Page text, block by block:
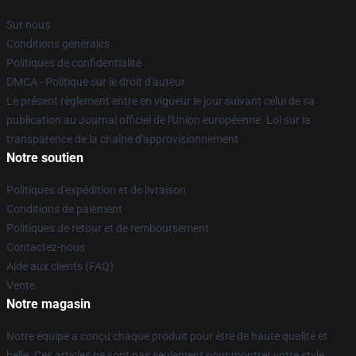
Sur nous
Conditions générales
Politiques de confidentialité
DMCA - Politique sur le droit d'auteur
Le présent règlement entre en vigueur le jour suivant celui de sa
publication au Journal officiel de l'Union européenne. Loi sur la
transparence de la chaîne d'approvisionnement
Notre soutien
Politiques d'expédition et de livraison
Conditions de paiement
Politiques de retour et de remboursement
Contactez-nous
Aide aux clients (FAQ)
Vente
Notre magasin
Notre équipe a conçu chaque produit pour être de haute qualité et